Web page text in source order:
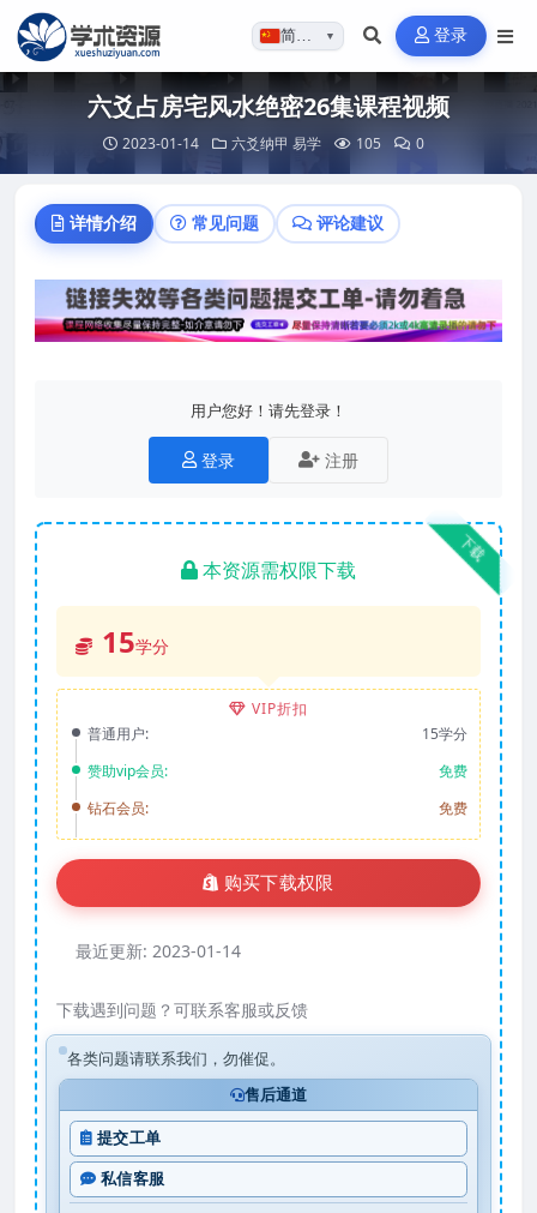
简体…▼ 登录
六爻占房宅风水绝密26集课程视频
2023-01-14 六爻纳甲 易学 105 0
详情介绍 常见问题 评论建议
用户您好！请先登录！
登录 注册
下载
本资源需权限下载
15学分
VIP折扣
普通用户:
15学分
赞助vip会员:
免费
钻石会员:
免费
购买下载权限
最近更新: 2023-01-14
下载遇到问题？可联系客服或反馈
各类问题请联系我们，勿催促。
售后通道
提交工单
私信客服